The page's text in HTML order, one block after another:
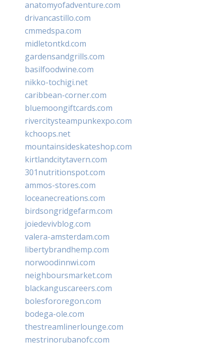
anatomyofadventure.com
drivancastillo.com
cmmedspa.com
midletontkd.com
gardensandgrills.com
basilfoodwine.com
nikko-tochigi.net
caribbean-corner.com
bluemoongiftcards.com
rivercitysteampunkexpo.com
kchoops.net
mountainsideskateshop.com
kirtlandcitytavern.com
301nutritionspot.com
ammos-stores.com
loceanecreations.com
birdsongridgefarm.com
joiedevivblog.com
valera-amsterdam.com
libertybrandhemp.com
norwoodinnwi.com
neighboursmarket.com
blackanguscareers.com
bolesfororegon.com
bodega-ole.com
thestreamlinerlounge.com
mestrinorubanofc.com